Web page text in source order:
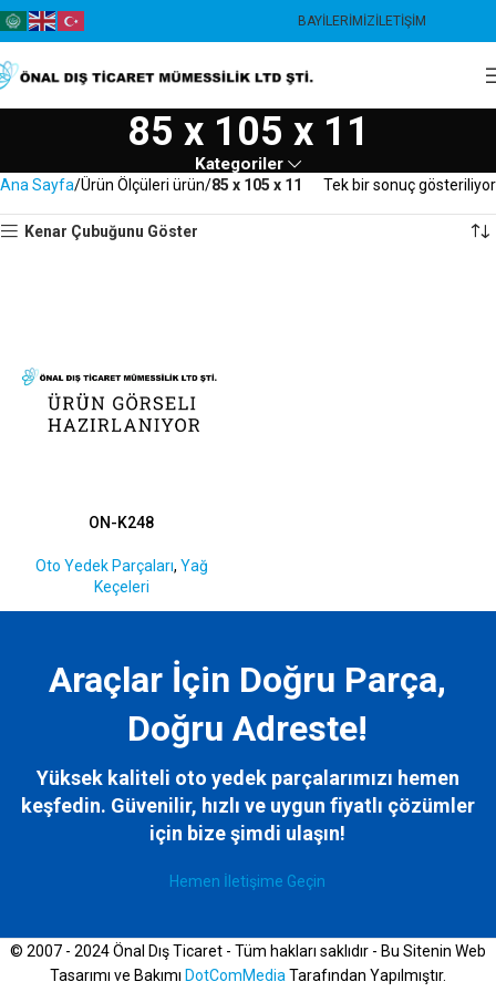
BAYILERIMIZİLETIŞIM
85 x 105 x 11
Kategoriler
Ana Sayfa Ürün Ölçüleri ürün 85 x 105 x 11 Tek bir sonuç gösteriliyor
Kenar Çubuğunu Göster
ON-K248
Oto Yedek Parçaları, Yağ
Keçeleri
Araçlar İçin Doğru Parça,
Doğru Adreste!
Yüksek kaliteli oto yedek parçalarımızı hemen
keşfedin. Güvenilir, hızlı ve uygun fiyatlı çözümler
için bizeşimdi ulaşın!
Hemen İletişime Geçin
© 2007 - 2024 Önal Dış Ticaret - Tüm hakları saklıdır - Bu Sitenin Web
Tasarımı ve Bakımı DotComMedia Tarafından Yapılmıştır.